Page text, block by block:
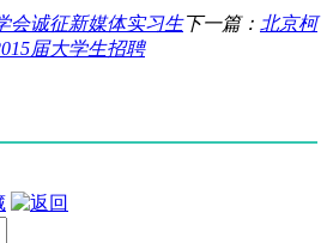
会诚征新媒体实习生下一篇： 北京柯
届大学生招聘